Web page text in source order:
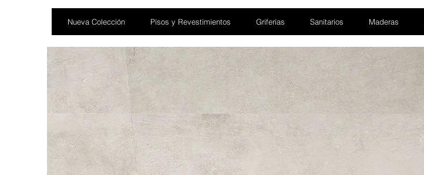
Nueva Colección Pisos y Revestimientos Griferías Sanitarios Maderas